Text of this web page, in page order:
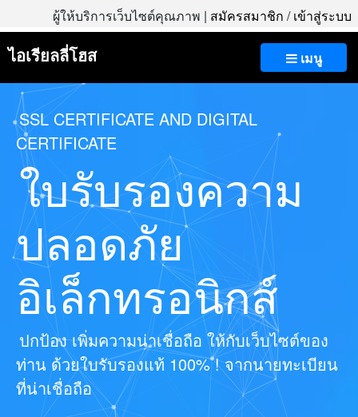
ผู้ให้บริการเว็บไซต์คุณภาพ | สมัครสมาชิก /เข้าสู่ระบบ
เมนู
ไอเรียลลี่โฮส
SSL CERTIFICATE AND DIGITAL
CERTIFICATE
ใบรับรองความ
ปลอดภัย
อิเล็กทรอนิกส์
ปกป้อง เพิ่มความน่าเชื่อถือ ให้กับเว็บไซต์ของ
ท่าน ด้วยใบรับรองแท้ 100% ! จากนายทะเบียน
ที่น่าเชื่อถือ